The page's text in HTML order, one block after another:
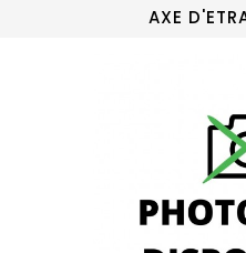
AXE